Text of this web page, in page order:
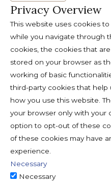
Privacy Overview
This website uses cookies
while you navigate through
cookies, the cookies that
stored on your browser as
working of basic
third-party cookies that help
how you use this website.
your browser only with your
option to opt-out of these
of these cookies may have
experience.
Necessary
Necessary